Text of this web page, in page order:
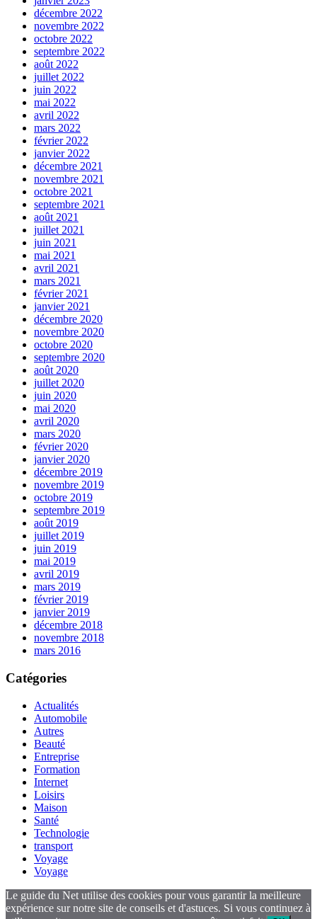
décembre 2022
novembre 2022
octobre 2022
septembre 2022
août 2022
juillet 2022
juin 2022
mai 2022
avril 2022
mars 2022
février 2022
janvier 2022
décembre 2021
novembre 2021
octobre 2021
septembre 2021
août 2021
juillet 2021
juin 2021
mai 2021
avril 2021
mars 2021
février 2021
janvier 2021
décembre 2020
novembre 2020
octobre 2020
septembre 2020
août 2020
juillet 2020
juin 2020
mai 2020
avril 2020
mars 2020
février 2020
janvier 2020
décembre 2019
novembre 2019
octobre 2019
septembre 2019
août 2019
juillet 2019
juin 2019
mai 2019
avril 2019
mars 2019
février 2019
janvier 2019
décembre 2018
novembre 2018
mars 2016
Catégories
Actualités
Automobile
Autres
Beauté
Entreprise
Formation
Internet
Loisirs
Maison
Santé
Technologie
transport
Voyage
Voyage
Le guide du Net utilise des cookies pour vous garantir la meilleure
expérience sur notre site de conseils et d'astuces. Si vous continuez à